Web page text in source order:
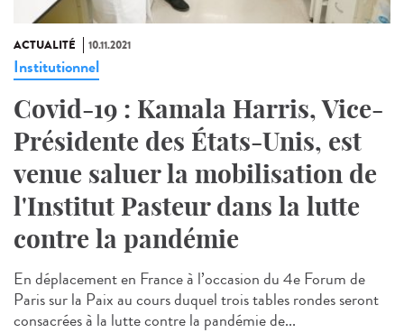
ACTUALITÉ 10.11.2021
Institutionnel
Covid-19 : Kamala Harris, Vice-
Présidente des États-Unis, est
venue saluer la mobilisation de
l'Institut Pasteur dans la lutte
contre la pandémie
En déplacement en France à l’occasion du 4e Forum de
Paris sur la Paix au cours duquel trois tables rondes seront
consacrées à la lutte contre la pandémie de...